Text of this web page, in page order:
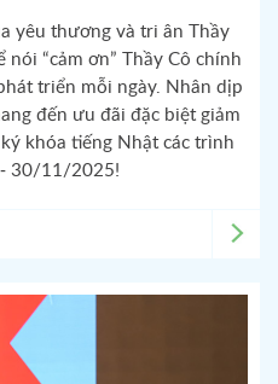
yêu thương và tri ân Thầy
nói “cảm ơn” Thầy Cô chính
triển mỗi ngày. Nhân dịp
đến ưu đãi đặc biệt giảm
khóa tiếng Nhật các trình
30/11/2025!